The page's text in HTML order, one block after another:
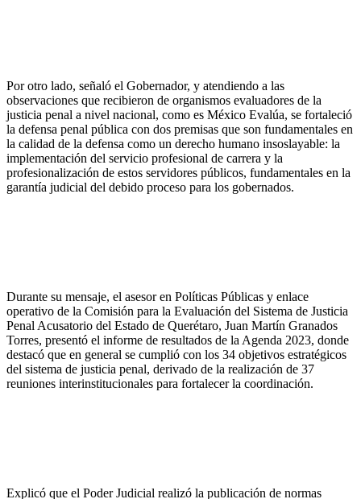
Por otro lado, señaló el Gobernador, y atendiendo a las
observaciones que recibieron de organismos evaluadores de la
justicia penal a nivel nacional, como es México Evalúa, se fortaleció
la defensa penal pública con dos premisas que son fundamentales en
la calidad de la defensa como un derecho humano insoslayable: la
implementación del servicio profesional de carrera y la
profesionalización de estos servidores públicos, fundamentales en la
garantía judicial del debido proceso para los gobernados.
Durante su mensaje, el asesor en Políticas Públicas y enlace
operativo de la Comisión para la Evaluación del Sistema de Justicia
Penal Acusatorio del Estado de Querétaro, Juan Martín Granados
Torres, presentó el informe de resultados de la Agenda 2023, donde
destacó que en general se cumplió con los 34 objetivos estratégicos
del sistema de justicia penal, derivado de la realización de 37
reuniones interinstitucionales para fortalecer la coordinación.
Explicó que el Poder Judicial realizó la publicación de normas